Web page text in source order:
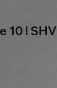
10 l SHV